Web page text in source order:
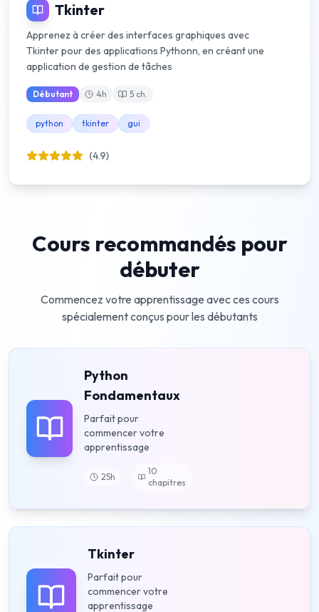
Tkinter
Apprenez à créer des interfaces graphiques avec
Tkinter pour des applications Pythonn, en créant une
application de gestion de tâches
Débutant 4h 5 ch.
python tkinter gui
(4.9)
Cours recommandés pour
débuter
Commencez votre apprentissage avec ces cours
spécialement conçus pour les débutants
Python
Fondamentaux
Parfait pour
commencer votre
apprentissage
25h
10
chapitres
Tkinter
Parfait pour
commencer votre
apprentissage